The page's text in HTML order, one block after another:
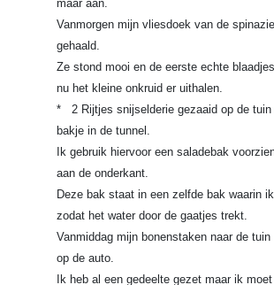
maar aan.
Vanmorgen mijn vliesdoek van de
gehaald.
Ze stond mooi en de eerste echte
nu het kleine onkruid er uithalen.
* 2 Rijtjes snijselderie gezaaid op de tuin
bakje in de tunnel.
Ik gebruik hiervoor een saladebak
aan de onderkant.
Deze bak staat in een zelfde bak waarin
zodat het water door de gaatjes trekt.
Vanmiddag mijn bonenstaken naar de
op de auto.
Ik heb al een gedeelte gezet maar ik